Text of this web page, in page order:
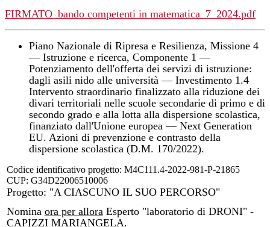
FIRMATO_bando competenti in matematica_7_2024.pdf
Piano Nazionale di Ripresa e Resilienza, Missione 4
— Istruzione e ricerca, Componente 1 —
Potenziamento dell'offerta dei servizi di istruzione:
dagli asili nido alle università — Investimento 1.4
Intervento straordinario finalizzato alla riduzione dei
divari territoriali nelle scuole secondarie di primo e di
secondo grado e alla lotta alla dispersione scolastica,
finanziato dall'Unione europea — Next Generation
EU. Azioni di prevenzione e contrasto della
dispersione scolastica (D.M. 170/2022).
Codice identificativo progetto: M4C111.4-2022-981-P-21865
CUP: G34D22006510006
Progetto: "A CIASCUNO IL SUO PERCORSO"
Nomina ora per allora Esperto "laboratorio di DRONI" -
CAPIZZI MARIANGELA.